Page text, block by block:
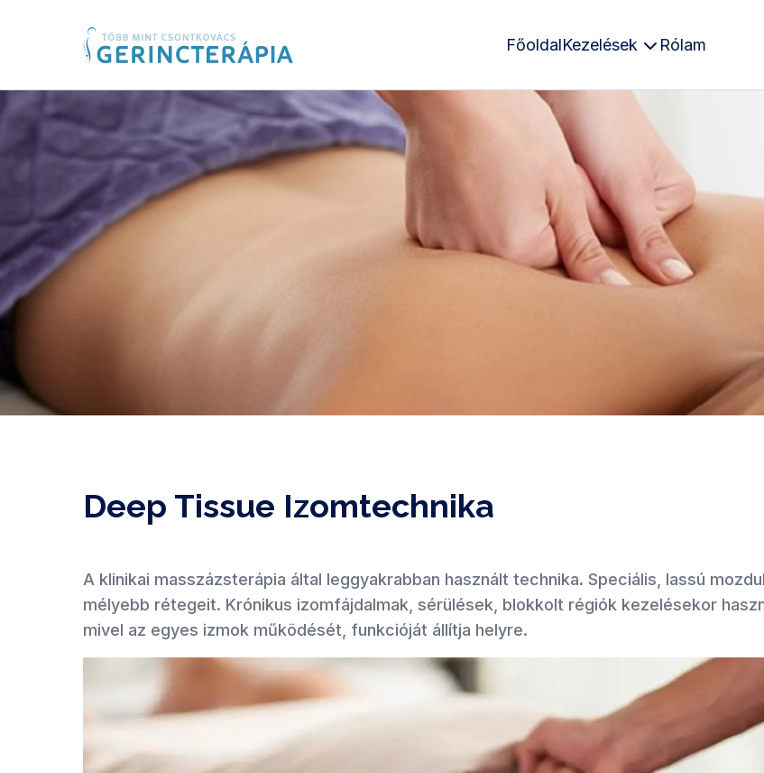
FőoldalKezelések Rólam
Deep Tissue Izomtechnika
A klinikai masszázsterápia által leggyakrabban használt technika. Speciális, lassú
mélyebb rétegeit. Krónikus izomfájdalmak, sérülések, blokkolt régiók kezelésekor
mivel az egyes izmok működését, funkcióját állítja helyre.